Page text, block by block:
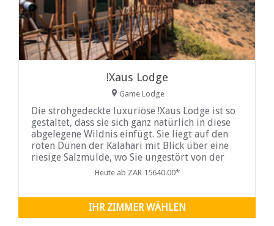
!Xaus Lodge
Game Lodge
Die strohgedeckte luxuriöse !Xaus Lodge ist so
gestaltet, dass sie sich ganz natürlich in diese
abgelegene Wildnis einfügt. Sie liegt auf den
roten Dünen der Kalahari mit Blick über eine
riesige Salzmulde, wo Sie ungestört von der
Terrasse Ihres eigenen Chalets aus die ...
Heute ab ZAR 15640.00*
IHR ZIMMER WÄHLEN